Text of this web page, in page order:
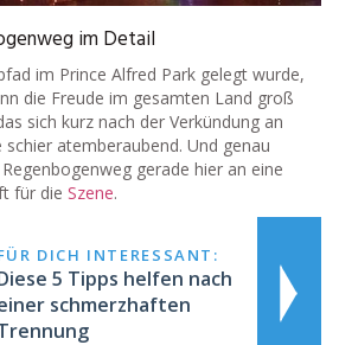
im Detail
im Prince Alfred Park gelegt wurde,
die Freude im gesamten Land groß
sich kurz nach der Verkündung an
atemberaubend. Und genau
gerade hier an eine
für die Szene.
DICH INTERESSANT:
5 Tipps helfen nach
schmerzhaften